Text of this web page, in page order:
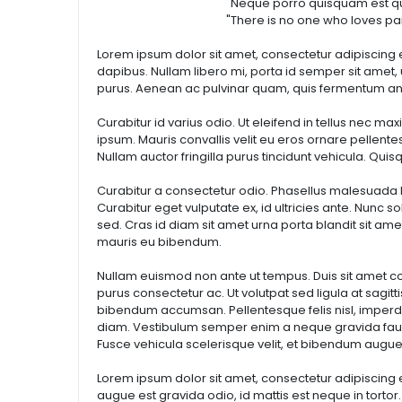
"There is no one who loves pain itself,
Lorem ipsum dolor sit amet, consectetur
dapibus. Nullam libero mi, porta id semper sit
purus. Aenean ac pulvinar quam, quis fermentum
Curabitur id varius odio. Ut eleifend in tellus nec
ipsum. Mauris convallis velit eu eros ornare
Nullam auctor fringilla purus tincidunt vehicula.
Curabitur a consectetur odio. Phasellus
Curabitur eget vulputate ex, id ultricies ante. Nunc
sed. Cras id diam sit amet urna porta blandit sit
mauris eu bibendum.
Nullam euismod non ante ut tempus. Duis sit amet
purus consectetur ac. Ut volutpat sed ligula at
bibendum accumsan. Pellentesque felis nisl,
diam. Vestibulum semper enim a neque gravida
Fusce vehicula scelerisque velit, et bibendum
Lorem ipsum dolor sit amet, consectetur adipiscing
augue est gravida odio, id mattis est neque in